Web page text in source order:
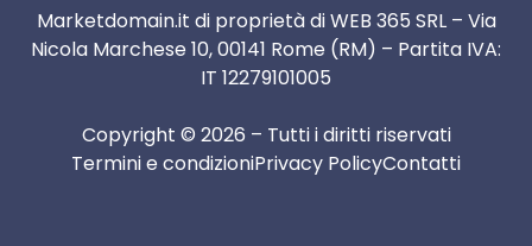
Marketdomain.it di proprietà di WEB 365 SRL – Via
Nicola Marchese 10, 00141 Rome (RM) – Partita IVA:
IT 12279101005
Copyright © 2026 – Tutti i diritti riservati
Termini e condizioniPrivacy PolicyContatti